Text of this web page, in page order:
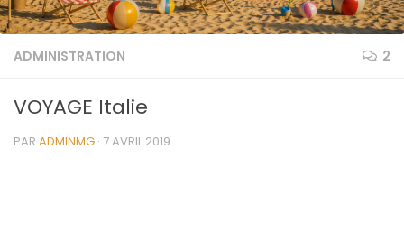
ADMINISTRATION 2
VOYAGE Italie
PAR ADMINMG · 7 AVRIL 2019